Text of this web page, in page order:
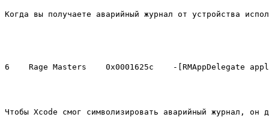
Когда вы получаете аварийный журнал от устройства
Чтобы Xcode смог символизировать аварийный журнал,